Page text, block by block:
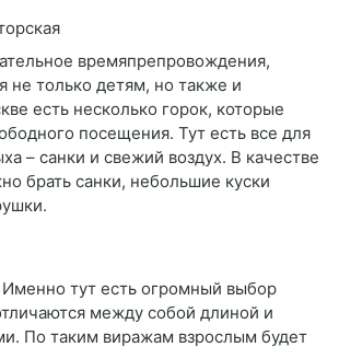
времяпрепровождения,
не только детям, но также и
есть несколько горок, которые
посещения. Тут есть все для
– санки и свежий воздух. В качестве
брать санки, небольшие куски
Именно тут есть огромный выбор
между собой длиной и
По таким виражам взрослым будет